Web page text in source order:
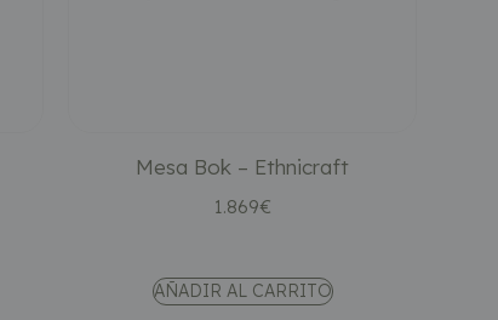
Mesa Bok – Ethnicraft
1.869€
AÑADIR AL CARRITO